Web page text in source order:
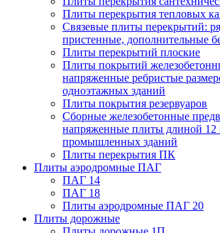
Плиты перекрытия тепловых
Связевые плиты перекрытий:
пристенные, дополнительные
Плиты перекрытий плоские
Плиты покрытий
напряженные ребристые
одноэтажных зданий
Плиты покрытия резервуаров
Сборные железобетонные
напряженные плиты длиной 12
промышленных зданий
Плиты перекрытия ПК
Плиты аэродромные ПАГ
ПАГ 14
ПАГ 18
Плиты аэродромные ПАГ 20
Плиты дорожные